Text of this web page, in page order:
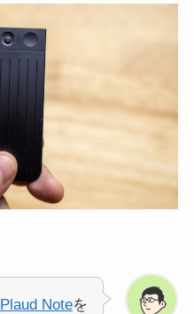
Plaud Noteを